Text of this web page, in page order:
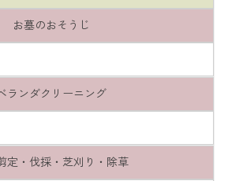
お墓のおそうじ
ランダクリーニング
定・伐採・芝刈り・除草